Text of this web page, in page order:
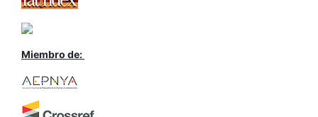
Miembro de: